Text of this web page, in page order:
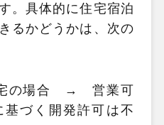
。具体的に住宅宿泊
るかどうかは、次の
宅の場合 → 営業可
づく開発許可は不